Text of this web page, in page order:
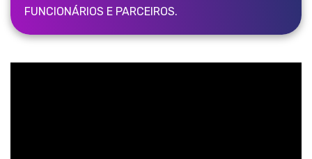
FUNCIONÁRIOS E PARCEIROS.